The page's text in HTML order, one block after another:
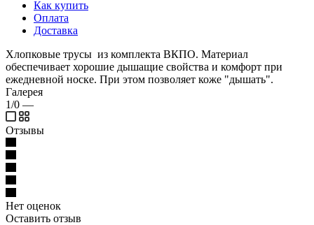
Как купить
Оплата
Доставка
Хлопковые трусы из комплекта ВКПО. Материал
обеспечивает хорошие дышащие свойства и комфорт при
ежедневной носке. При этом позволяет коже "дышать".
Галерея
1/0 —
Отзывы
Нет оценок
Оставить отзыв